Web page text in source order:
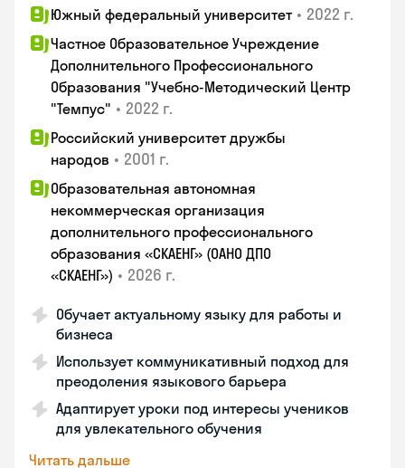
Южный федеральный университет • 2022 г.
Частное Образовательное Учреждение
Дополнительного Профессионального
Образования "Учебно-Методический Центр
"Темпус" • 2022 г.
Российский университет дружбы
народов • 2001 г.
Образовательная автономная
некоммерческая организация
дополнительного профессионального
образования «СКАЕНГ» (ОАНО ДПО
«СКАЕНГ») • 2026 г.
Обучает актуальному языку для работы и
бизнеса
Использует коммуникативный подход для
преодоления языкового барьера
Адаптирует уроки под интересы учеников
для увлекательного обучения
Читать дальше